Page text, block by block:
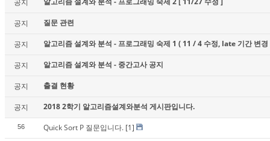
공지
공지 질문 관련
공지 알고리즘 설계와 분석 - 프로그래밍 숙제 1 ( 11 / 4 수정, late 기간 변경
공지 알고리즘 설계와 분석 - 중간고사 공지
공지 출결 현황
공지 2018 2학기 알고리즘설계와분석 게시판입니다.
56 Quick Sort P 질문입니다. [1]